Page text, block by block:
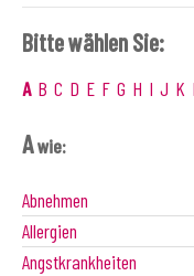
Bitte wählen Sie:
A B C D E F G H I J K
Awie:
Abnehmen
Allergien
Angstkrankheiten